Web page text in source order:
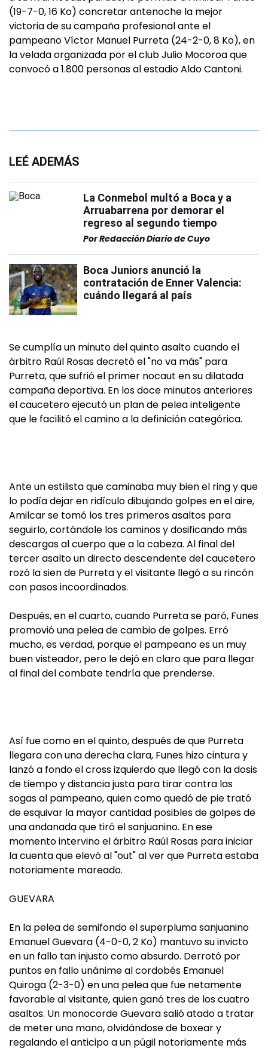
(19-7-0, 16 Ko) concretar antenoche la mejor
victoria de su campaña profesional ante el
pampeano Víctor Manuel Purreta (24-2-0, 8 Ko), en
la velada organizada por el club Julio Mocoroa que
convocó a 1.800 personas al estadio Aldo Cantoni.
LEÉ ADEMÁS
La Conmebol multó a Boca y a
Arruabarrena por demorar el
regreso al segundo tiempo
PorRedacción Diario de Cuyo
Boca Juniors anunció la
contratación de Enner Valencia:
cuándo llegará al país
Se cumplía un minuto del quinto asalto cuando el
árbitro Raúl Rosas decretó el "no va más" para
Purreta, que sufrió el primer nocaut en su dilatada
campaña deportiva. En los doce minutos anteriores
el caucetero ejecutó un plan de pelea inteligente
que le facilitó el camino a la definición categórica.
Ante un estilista que caminaba muy bien el ring y que
lo podía dejar en ridículo dibujando golpes en el aire,
Amilcar se tomó los tres primeros asaltos para
seguirlo, cortándole los caminos y dosificando más
descargas al cuerpo que a la cabeza. Al final del
tercer asalto un directo descendente del caucetero
rozó la sien de Purreta y el visitante llegó a su rincón
con pasos incoordinados.
Después, en el cuarto, cuando Purreta se paró, Funes
promovió una pelea de cambio de golpes. Erró
mucho, es verdad, porque el pampeano es un muy
buen visteador, pero le dejó en claro que para llegar
al final del combate tendría que prenderse.
Así fue como en el quinto, después de que Purreta
llegara con una derecha clara, Funes hizo cintura y
lanzó a fondo el cross izquierdo que llegó con la dosis
de tiempo y distancia justa para tirar contra las
sogas al pampeano, quien como quedó de pie trató
de esquivar la mayor cantidad posibles de golpes de
una andanada que tiró el sanjuanino. En ese
momento intervino el árbitro Raúl Rosas para iniciar
la cuenta que elevó al "out" al ver que Purreta estaba
notoriamente mareado.
GUEVARA
En la pelea de semifondo el superpluma sanjuanino
Emanuel Guevara (4-0-0, 2 Ko) mantuvo su invicto
en un fallo tan injusto como absurdo. Derrotó por
puntos en fallo unánime al cordobés Emanuel
Quiroga (2-3-0) en una pelea que fue netamente
favorable al visitante, quien ganó tres de los cuatro
asaltos. Un monocorde Guevara salió atado a tratar
de meter una mano, olvidándose de boxear y
regalando el anticipo a un púgil notoriamente más